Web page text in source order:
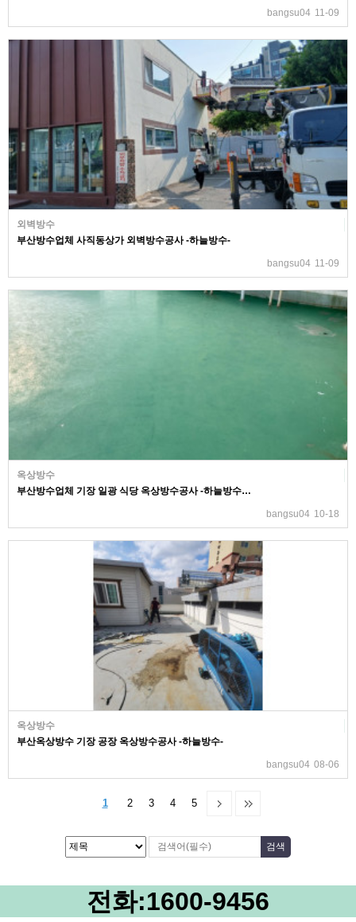
bangsu04 11-09
외벽방수
부산방수업체 사직동상가 외벽방수공사 -하늘방수-
bangsu04 11-09
옥상방수
부산방수업체 기장 일광 식당 옥상방수공사 -하늘방수…
bangsu04 10-18
옥상방수
부산옥상방수 기장 공장 옥상방수공사 -하늘방수-
bangsu04 08-06
1 2 3 4 5
전화:1600-9456